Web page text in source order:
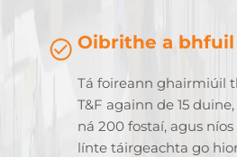
Oibrithe a bhfuil
Tá foireann ghairmiúil
T&F againn de 15
ná 200 fostaí, agus
línte táirgeachta go